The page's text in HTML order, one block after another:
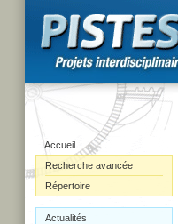
Accueil
Recherche avancée
Répertoire
Actualités